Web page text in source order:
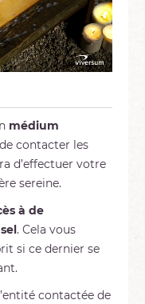
médium
contacter les
d’effectuer votre
sereine.
à de
. Cela vous
si ce dernier se
contactée de